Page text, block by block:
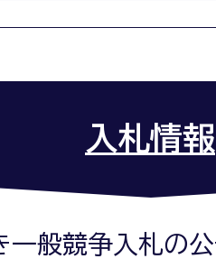
入札情報
一般競争入札の